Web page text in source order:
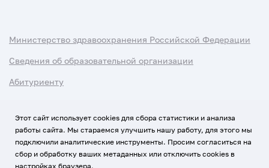
Министерство здравоохранения Российской Федерации
Сведения об образовательной организации
Абитуриенту
Политика обработки персональных данных
Этот сайт использует cookies для сбора статистики и анализа
работы сайта. Мы стараемся улучшить нашу работу, для этого мы
подключили аналитические инструменты. Просим согласиться на
сбор и обработку ваших метаданных или отключить cookies в
настройках браузера.